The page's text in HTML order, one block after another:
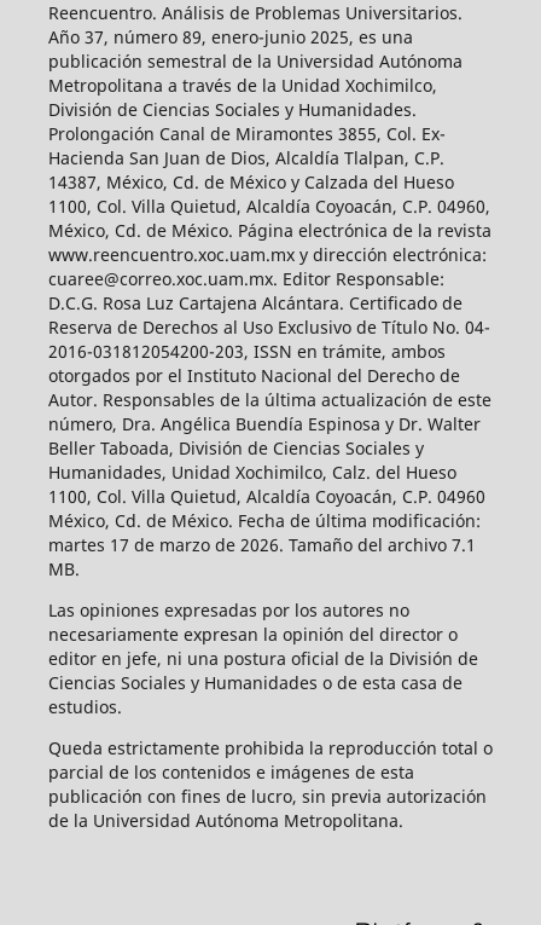
Reencuentro. Análisis de Problemas Universitarios.
Año 37, número 89, enero-junio 2025, es una
publicación semestral de la Universidad Autónoma
Metropolitana a través de la Unidad Xochimilco,
División de Ciencias Sociales y Humanidades.
Prolongación Canal de Miramontes 3855, Col. Ex-
Hacienda San Juan de Dios, Alcaldía Tlalpan, C.P.
14387, México, Cd. de México y Calzada del Hueso
1100, Col. Villa Quietud, Alcaldía Coyoacán, C.P. 04960,
México, Cd. de México. Página electrónica de la revista
www.reencuentro.xoc.uam.mx y dirección electrónica:
cuaree@correo.xoc.uam.mx. Editor Responsable:
D.C.G. Rosa Luz Cartajena Alcántara. Certificado de
Reserva de Derechos al Uso Exclusivo de Título No. 04-
2016-031812054200-203, ISSN en trámite, ambos
otorgados por el Instituto Nacional del Derecho de
Autor. Responsables de la última actualización de este
número, Dra. Angélica Buendía Espinosa y Dr. Walter
Beller Taboada, División de Ciencias Sociales y
Humanidades, Unidad Xochimilco, Calz. del Hueso
1100, Col. Villa Quietud, Alcaldía Coyoacán, C.P. 04960
México, Cd. de México. Fecha de última modificación:
martes 17 de marzo de 2026. Tamaño del archivo 7.1
MB.
Las opiniones expresadas por los autores no
necesariamente expresan la opinión del director o
editor en jefe, ni una postura oficial de la División de
Ciencias Sociales y Humanidades o de esta casa de
estudios.
Queda estrictamente prohibida la reproducción total o
parcial de los contenidos e imágenes de esta
publicación con fines de lucro, sin previa autorización
de la Universidad Autónoma Metropolitana.